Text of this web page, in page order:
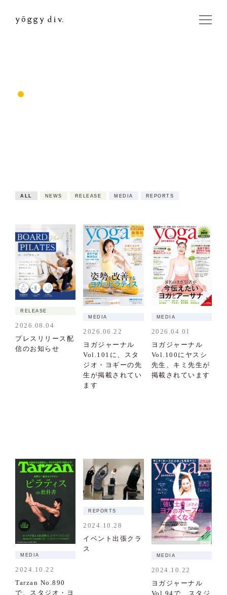
ALL NEWS RELEASE MEDIA REPORTS
RELEASE
2026.08.04
プレスリリース配
信のお知らせ
MEDIA
2026.06.22
ヨガジャーナル
Vol.101に、スタ
ジオ・ヨギーの先
生が掲載されてい
ます
MEDIA
2026.04.01
ヨガジャーナル
Vol.100にヤスシ
先生、キミ先生が
掲載されています
MEDIA
2024.10.22
Tarzan No.890
で、スタジオ・ヨ
REPORTS
2024.10.28
イベント出張クラ
ス
MEDIA
2024.10.22
ヨガジャーナル